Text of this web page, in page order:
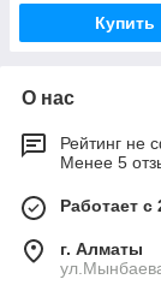
Купить
О нас
Рейтинг не
Менее 5
Работает с
г. Алматы